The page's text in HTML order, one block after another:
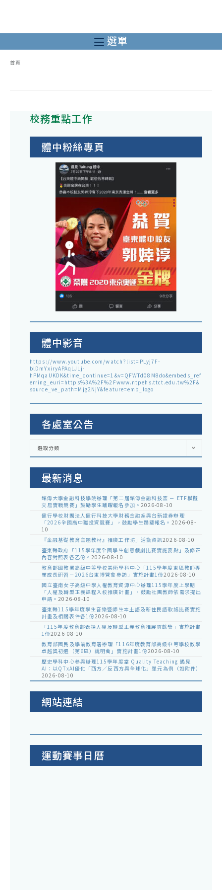
至
主
選單
首頁
校務重點工作
體中粉絲專頁
體中影音
https://www.youtube.com/watch?list=PLyj7F-
blDmYxiryAPAqLJLj-
hPMqaUKDK&time_continue=1&v=QFWTd08M8do&embeds_ref
erring_euri=https%3A%2F%2Fwww.ntpehs.ttct.edu.tw%2F&
source_ve_path=Mjg2NjY&feature=emb_logo
各處室公告
各
室
選取分類
最新消息
銘傳大學金融科技學院辦理「第二屆銘傳金融科技盃 － ETF模擬
交易實戰競賽」鼓勵學生踴躍報名參加。 2026-08-10
健行學校財團法人健行科技大學財務金融系與台新證券辦理
「2026全國高中職投資競賽」，鼓勵學生踴躍報名。 2026-08-
10
『金融基礎教育主題教材』推廣工作坊」活動資訊2026-08-10
臺東縣政府「115學年度全國學生創意戲劇比賽實施要點」及修正
內容對照表各乙份。 2026-08-10
教育部國教署高級中等學校美術學科中心「115學年度東區教師專
業成長研習－2026台東博覽會參訪」實施計畫1份2026-08-10
國立臺南女子高級中學人權教育資源中心辦理115學年度上學期
「人權及轉型正義課程入校推廣計畫」，鼓勵社團教師依需求提出
申請。2026-08-10
臺東縣115學年度學生音樂暨師生本土語及新住民語歌謠比賽實施
計畫及相關表件各1份2026-08-10
「115年度教育部表揚人權及轉型正義教育推展貢獻獎」實施計畫
1份2026-08-10
教育部國民及學前教育署辦理「116年度教育部高級中等學校教學
卓越獎初選（第6區）說明會」實施計畫1份2026-08-10
歷史學科中心參與辦理115學年度當 Quality Teaching 遇見
AI：以QTxAI優化「西方／反西方與全球化」單元為例（如附件）
2026-08-10
網站連結
運動賽事日曆